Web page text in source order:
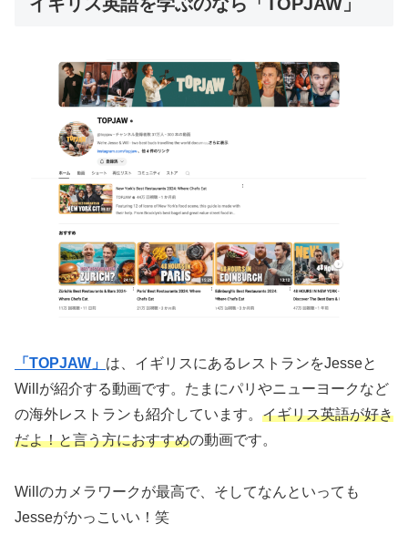
「TOPJAW」 は、イギリスにあるレストランをJesseと
Willが紹介する動画です。たまにパリやニューヨークなど
の海外レストランも紹介しています。 イギリス英語が好き
だよ！と言う方におすすめの動画です。
Willのカメラワークが最高で、そしてなんといっても
Jesseがかっこいい！笑